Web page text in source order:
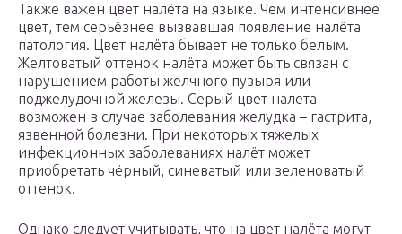
Также важен цвет налёта на языке. Чем интенсивнее
цвет, тем серьёзнее вызвавшая появление налёта
патология. Цвет налёта бывает не только белым.
Желтоватый оттенок налёта может быть связан с
нарушением работы желчного пузыря или
поджелудочной железы. Серый цвет налета
возможен в случае заболевания желудка – гастрита,
язвенной болезни. При некоторых тяжелых
инфекционных заболеваниях налёт может
приобретать чёрный, синеватый или зеленоватый
оттенок.
Однако следует учитывать, что на цвет налёта могут